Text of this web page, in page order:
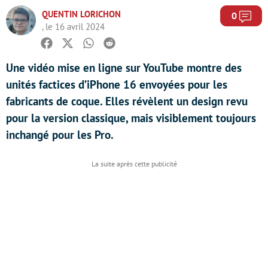
QUENTIN LORICHON
, le 16 avril 2024
0
Facebook
TwitterWhatsapp
Reddit
Une vidéo mise en ligne sur YouTube montre des
unités factices d’iPhone 16 envoyées pour les
fabricants de coque. Elles révèlent un design revu
pour la version classique, mais visiblement toujours
inchangé pour les Pro.